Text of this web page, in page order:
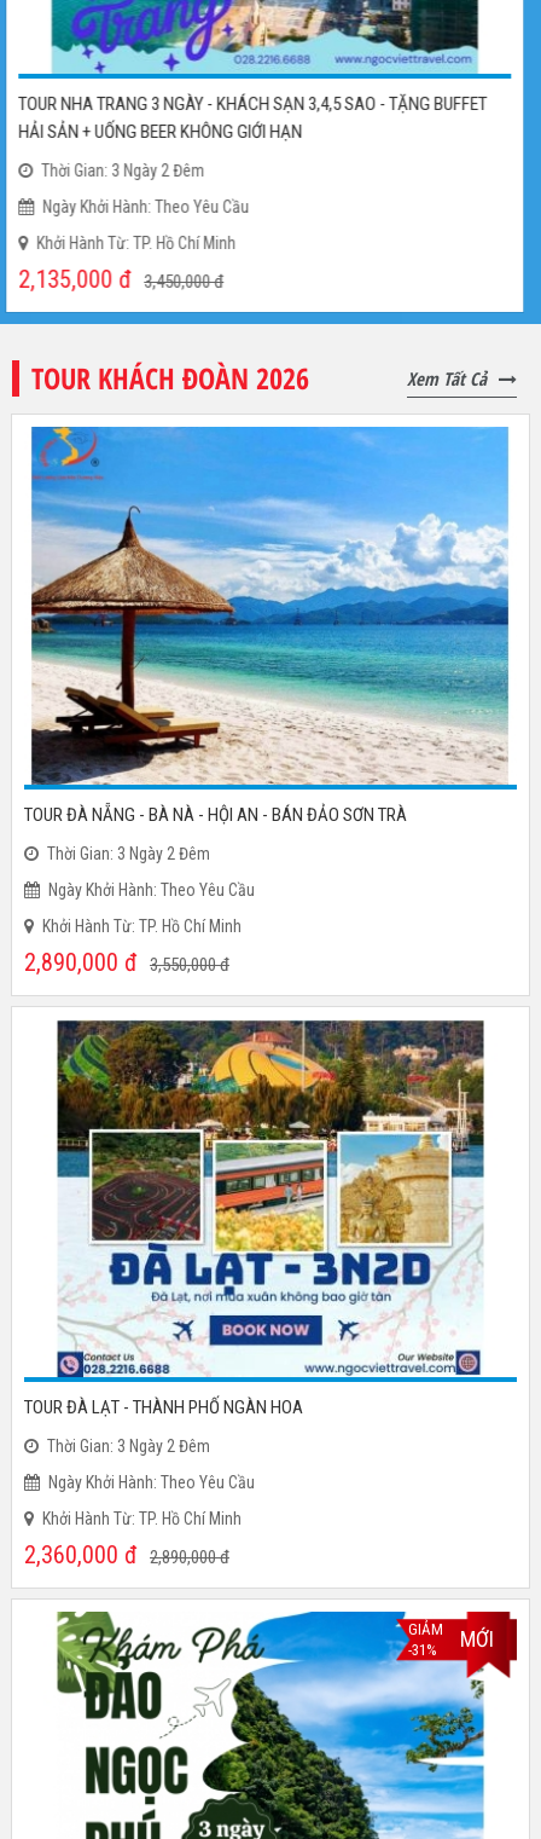
TOUR PHƯỚC HẢI 2 NGÀY - RESORT LAN RỪNG 4* - TEAM BUILDING &
GALA DINNER
Thời Gian: 02 Ngày 01 Đêm
Ngày Khởi Hành: Theo Yêu Cầu
Khởi Hành Từ: Tp. Hồ Chí Minh
1,581,000đ 1,880,000đ
TOUR KHÁCH ĐOÀN 2026 Xem Tất Cả
TOUR ĐÀ NẴNG - BÀ NÀ - HỘI AN - BÁN ĐẢO SƠN TRÀ
Thời Gian: 3 Ngày 2 Đêm
Ngày Khởi Hành: Theo Yêu Cầu
Khởi Hành Từ: TP. Hồ Chí Minh
2,890,000 đ 3,550,000đ
TOUR ĐÀ LẠT - THÀNH PHỐ NGÀN HOA
Thời Gian: 3 Ngày 2 Đêm
Ngày Khởi Hành: Theo Yêu Cầu
Khởi Hành Từ: TP. Hồ Chí Minh
2,360,000 đ 2,890,000đ
GIẢM
-31%
MỚI